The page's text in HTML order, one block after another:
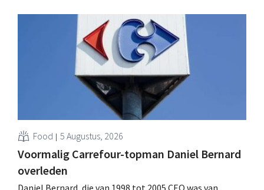
multinational verhoogt de investeringen en de
vooruitzichten.
Food 5 Augustus, 2026
Voormalig Carrefour-topman Daniel Bernard
overleden